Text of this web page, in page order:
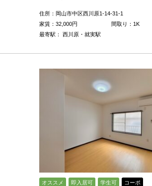
住所：岡山市中区西川原1-14-31-1
家賃： 32,000円
間取り：1K
最寄駅： 西川原・就実駅
オススメ 即入居可 学生可 コーポ